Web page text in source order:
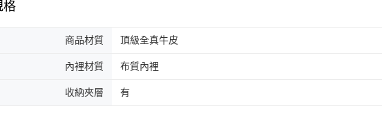
格
商品材質 頂級全真牛皮
內裡材質 布質內裡
收納夾層 有